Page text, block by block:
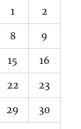
1 2
8 9
15 16
22 23
29 30